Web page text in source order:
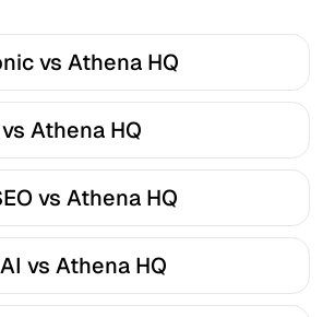
vs Athena HQ
Athena HQ
vs Athena HQ
vs Athena HQ